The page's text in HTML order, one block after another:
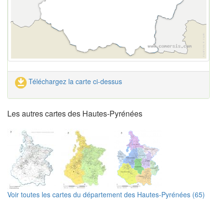
Téléchargez la carte ci-dessus
Les autres cartes des Hautes-Pyrénées
Voir toutes les cartes du département des Hautes-Pyrénées (65)